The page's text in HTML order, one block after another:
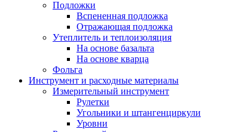
Подложки
Вспененная подложка
Отражающая подложка
Утеплитель и теплоизоляция
На основе базальта
На основе кварца
Фольга
Инструмент и расходные материалы
Измерительный инструмент
Рулетки
Угольники и штангенциркули
Уровни